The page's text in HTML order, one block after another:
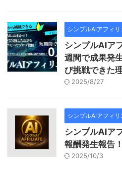
シンプルAIアフィリ
シンプルAIア
週間で成果発
び挑戦できた理
2025/8/27
シンプルAIアフィリ
シンプルAIア
報酬発生報告
2025/10/3